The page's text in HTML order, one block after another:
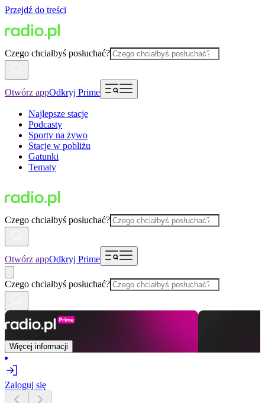
Przejdź do treści
Czego chciałbyś posłuchać?
Otwórz appOdkryj Prime
Najlepsze stacje
Podcasty
Sporty na żywo
Stacje w pobliżu
Gatunki
Tematy
Czego chciałbyś posłuchać?
Otwórz appOdkryj Prime
Czego chciałbyś posłuchać?
Więcej informacji
Zaloguj się